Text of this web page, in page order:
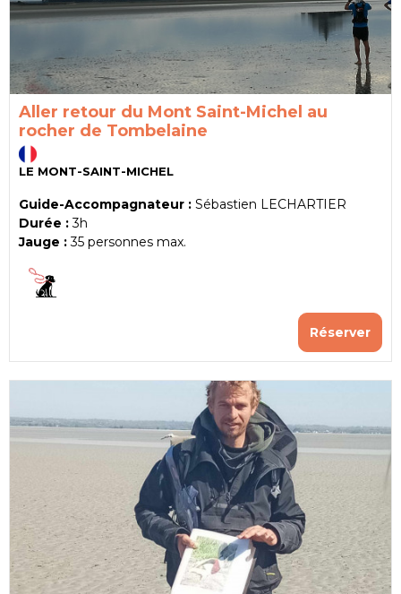
Aller retour du Mont Saint-Michel au
rocher de Tombelaine
LE MONT-SAINT-MICHEL
Guide-Accompagnateur : Sébastien LECHARTIER
Durée : 3h
Jauge : 35 personnes max.
Réserver